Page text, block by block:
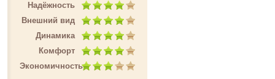
Надёжность
Внешний вид
Динамика
Комфорт
Экономичность